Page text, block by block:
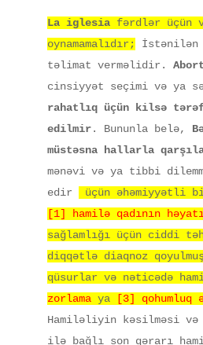
fərdlər üçün
oynamamalıdır;
İstənilən
təlimat verməlidir. Abort
cinsiyyət seçimi və ya
rahatlıq üçün kilsə
edilmir. Bununla belə,
müstəsna hallarla
mənəvi və ya tibbi
edir
üçün əhəmiyyətli
[1] hamilə qadının
sağlamlığı üçün ciddi
diqqətlə diaqnoz
qüsurlar və nəticədə
zorlamaya [3] qohumluq
Hamiləliyin kəsilməsi və
ilə bağlı son qərarı